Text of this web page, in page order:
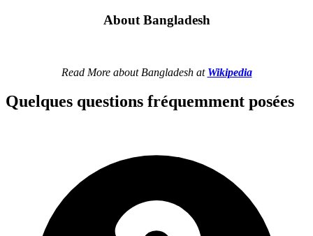
About Bangladesh
Read More about Bangladesh at Wikipedia
Quelques questions fréquemment posées